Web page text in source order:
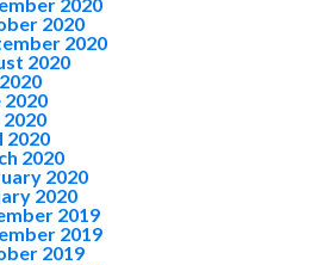
2020
2020
2020
2020
2020
2020
2020
2020
2019
2019
2019